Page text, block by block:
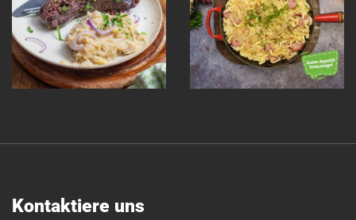
Kontaktiere uns